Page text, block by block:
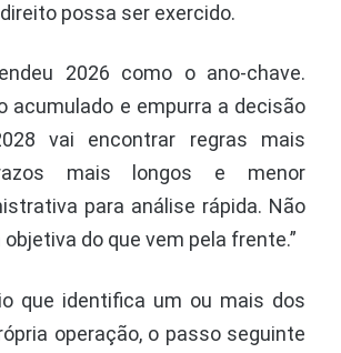
possa ser exercido.
2026 como o ano-chave.
acumulado e empurra a decisão
vai encontrar regras mais
mais longos e menor
para análise rápida. Não
do que vem pela frente.”
que identifica um ou mais dos
operação, o passo seguinte